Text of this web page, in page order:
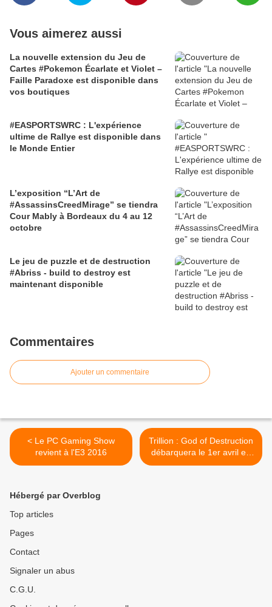
Vous aimerez aussi
La nouvelle extension du Jeu de
Cartes #Pokemon Écarlate et Violet –
Faille Paradoxe est disponible dans
vos boutiques
#EASPORTSWRC : L'expérience
ultime de Rallye est disponible dans
le Monde Entier
L’exposition “L’Art de
#AssassinsCreedMirage” se tiendra
Cour Mably à Bordeaux du 4 au 12
octobre
Le jeu de puzzle et de destruction
#Abriss - build to destroy est
maintenant disponible
Commentaires
Ajouter un commentaire
< Le PC Gaming Show
revient à l'E3 2016
Trillion : God of Destruction
débarquera le 1er avril en
Europe >
Hébergé par Overblog
Top articles
Pages
Contact
Signaler un abus
C.G.U.